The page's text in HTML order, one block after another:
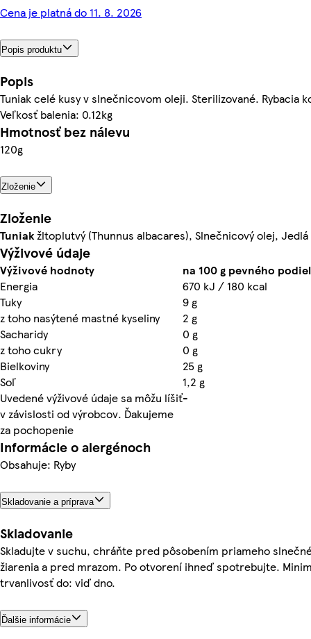
Cena je platná do 11. 8. 2026
Popis produktu
Popis
Tuniak celé kusy v slnečnicovom oleji. Sterilizované. Rybacia
Veľkosť balenia: 0.12kg
Hmotnosť bez nálevu
120g
Zloženie
Zloženie
Tuniakžltoplutvý (Thunnus albacares), Slnečnicový olej,
Výživové údaje
Výživové hodnoty
na 100 g pevného
Energia
670 kJ / 180 kcal
Tuky
9 g
z toho nasýtené mastné kyseliny
2 g
Sacharidy
0 g
z toho cukry
0 g
Bielkoviny
25 g
Soľ
1,2 g
Uvedené výživové údaje sa môžu líšiť
v závislosti od výrobcov. Ďakujeme
za pochopenie
-
Informácie o alergénoch
Obsahuje: Ryby
Skladovanie a príprava
Skladovanie
Skladujte v suchu, chráňte pred pôsobením priameho
žiarenia a pred mrazom. Po otvorení ihneď spotrebujte.
trvanlivosť do: viď dno.
Ďalšie informácie